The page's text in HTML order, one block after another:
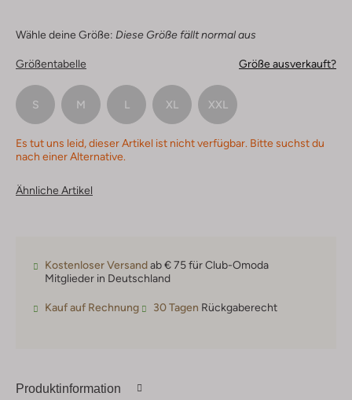
Wähle deine Größe: Diese Größe fällt normal aus
Größentabelle Größe ausverkauft?
S M L XL XXL
Es tut uns leid, dieser Artikel ist nicht verfügbar. Bitte suchst du
nach einer Alternative.
Ähnliche Artikel
Kostenloser Versandab € 75 für Club-Omoda
Mitglieder in Deutschland
Kauf auf Rechnung 30 Tagen Rückgaberecht
Produktinformation